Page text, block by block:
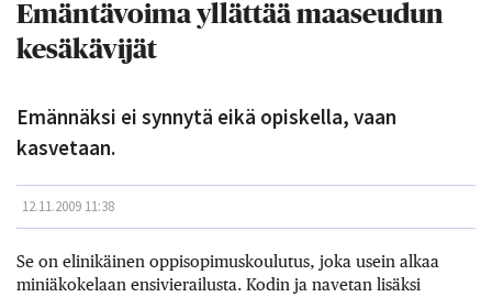
Emäntävoima yllättää maaseudun
kesäkävijät
Emännäksi ei synnytä eikä opiskella, vaan
kasvetaan.
12.11.2009 11:38
Se on elinikäinen oppisopimuskoulutus, joka usein alkaa
miniäkokelaan ensivierailusta. Kodin ja navetan lisäksi